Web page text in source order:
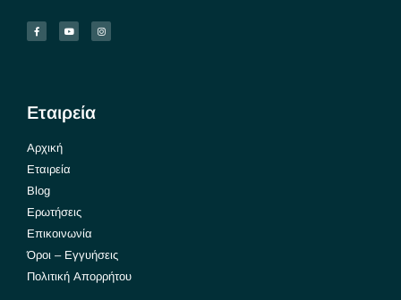
Εταιρεία
Αρχική
Εταιρεία
Blog
Ερωτήσεις
Επικοινωνία
Όροι – Εγγυήσεις
Πολιτική Απορρήτου